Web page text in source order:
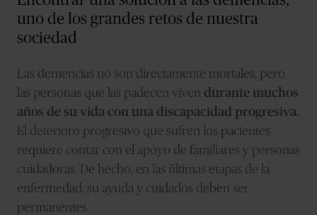
uno de los grandes retos de nuestra
sociedad
Las demencias no son directamente mortales, pero
las personas que las padecen viven durante muchos
años de su vida con una discapacidad progresiva.
El deterioro progresivo que sufren los pacientes
requiere contar con el apoyo de familiares y personas
cuidadoras. De hecho, en las últimas etapas de la
enfermedad, su ayuda y cuidados deben ser
permanentes.